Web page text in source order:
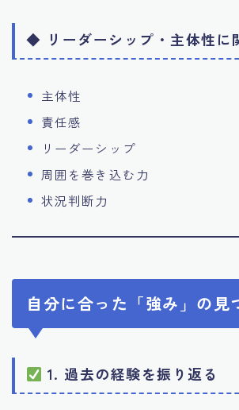
◆ リーダーシップ・主体性に
主体性
責任感
リーダーシップ
周囲を巻き込む力
状況判断力
自分に合った「強み」の見
1. 過去の経験を振り返る